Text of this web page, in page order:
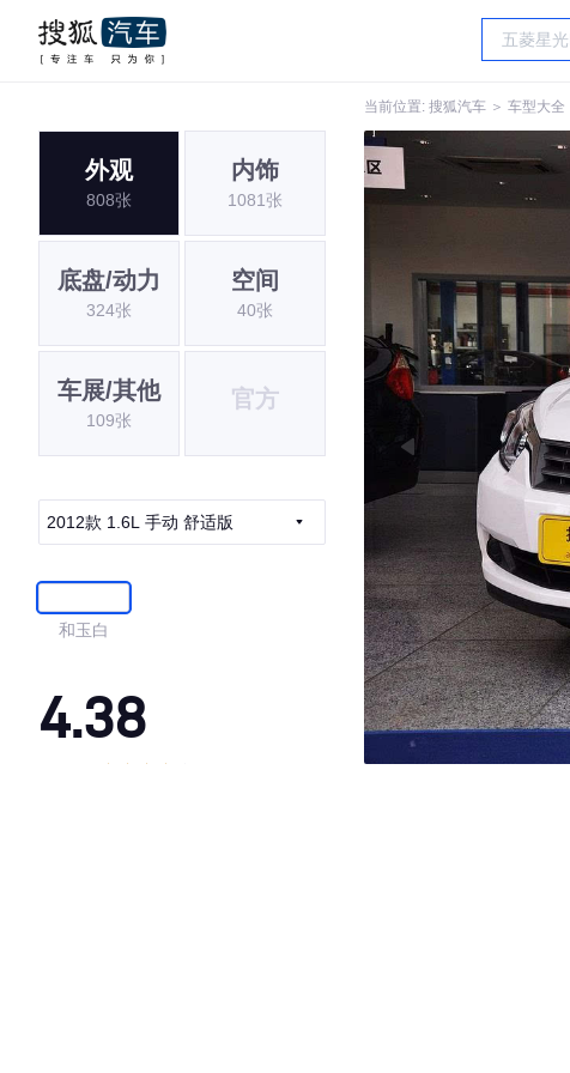
当前位置: 搜狐汽车 ＞ 车型大全
外观
808张
内饰
1081张
底盘/动力
324张
空间
40张
车展/其他
109张
官方
2012款 1.6L 手动 舒适版
和玉白
4.38